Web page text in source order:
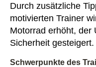
Durch zusätzliche
motivierten Trainer
Motorrad erhöht, der
Sicherheit gesteigert.
Schwerpunkte des